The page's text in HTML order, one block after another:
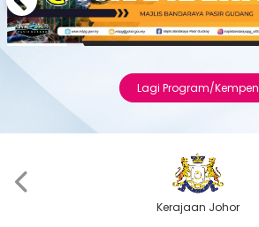
Lagi Program/Kempen
Kerajaan Johor